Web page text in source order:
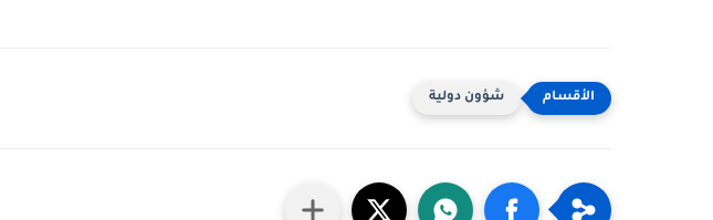
شؤون دولية